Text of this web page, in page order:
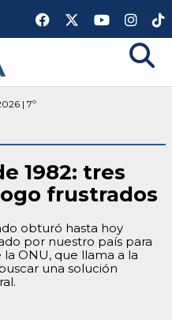
| 7º
1982: tres
frustrados
obturó hasta hoy
por nuestro país para
ONU, que llama a la
una solución